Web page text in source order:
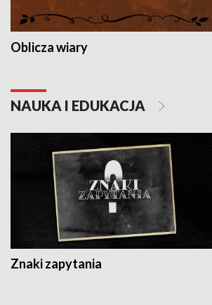
Oblicza wiary
NAUKA I EDUKACJA
Znaki zapytania